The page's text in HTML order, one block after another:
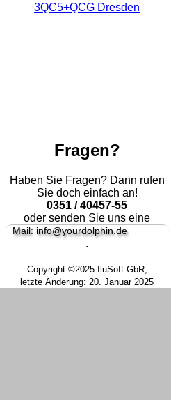
3QC5+QCG Dresden
Fragen?
Haben Sie Fragen? Dann rufen
Sie doch einfach an!
0351 / 40457-55
oder senden Sie uns eine
Mail: info@yourdolphin.de
.
Copyright ©2025 fluSoft GbR,
letzte Änderung: 20. Januar 2025